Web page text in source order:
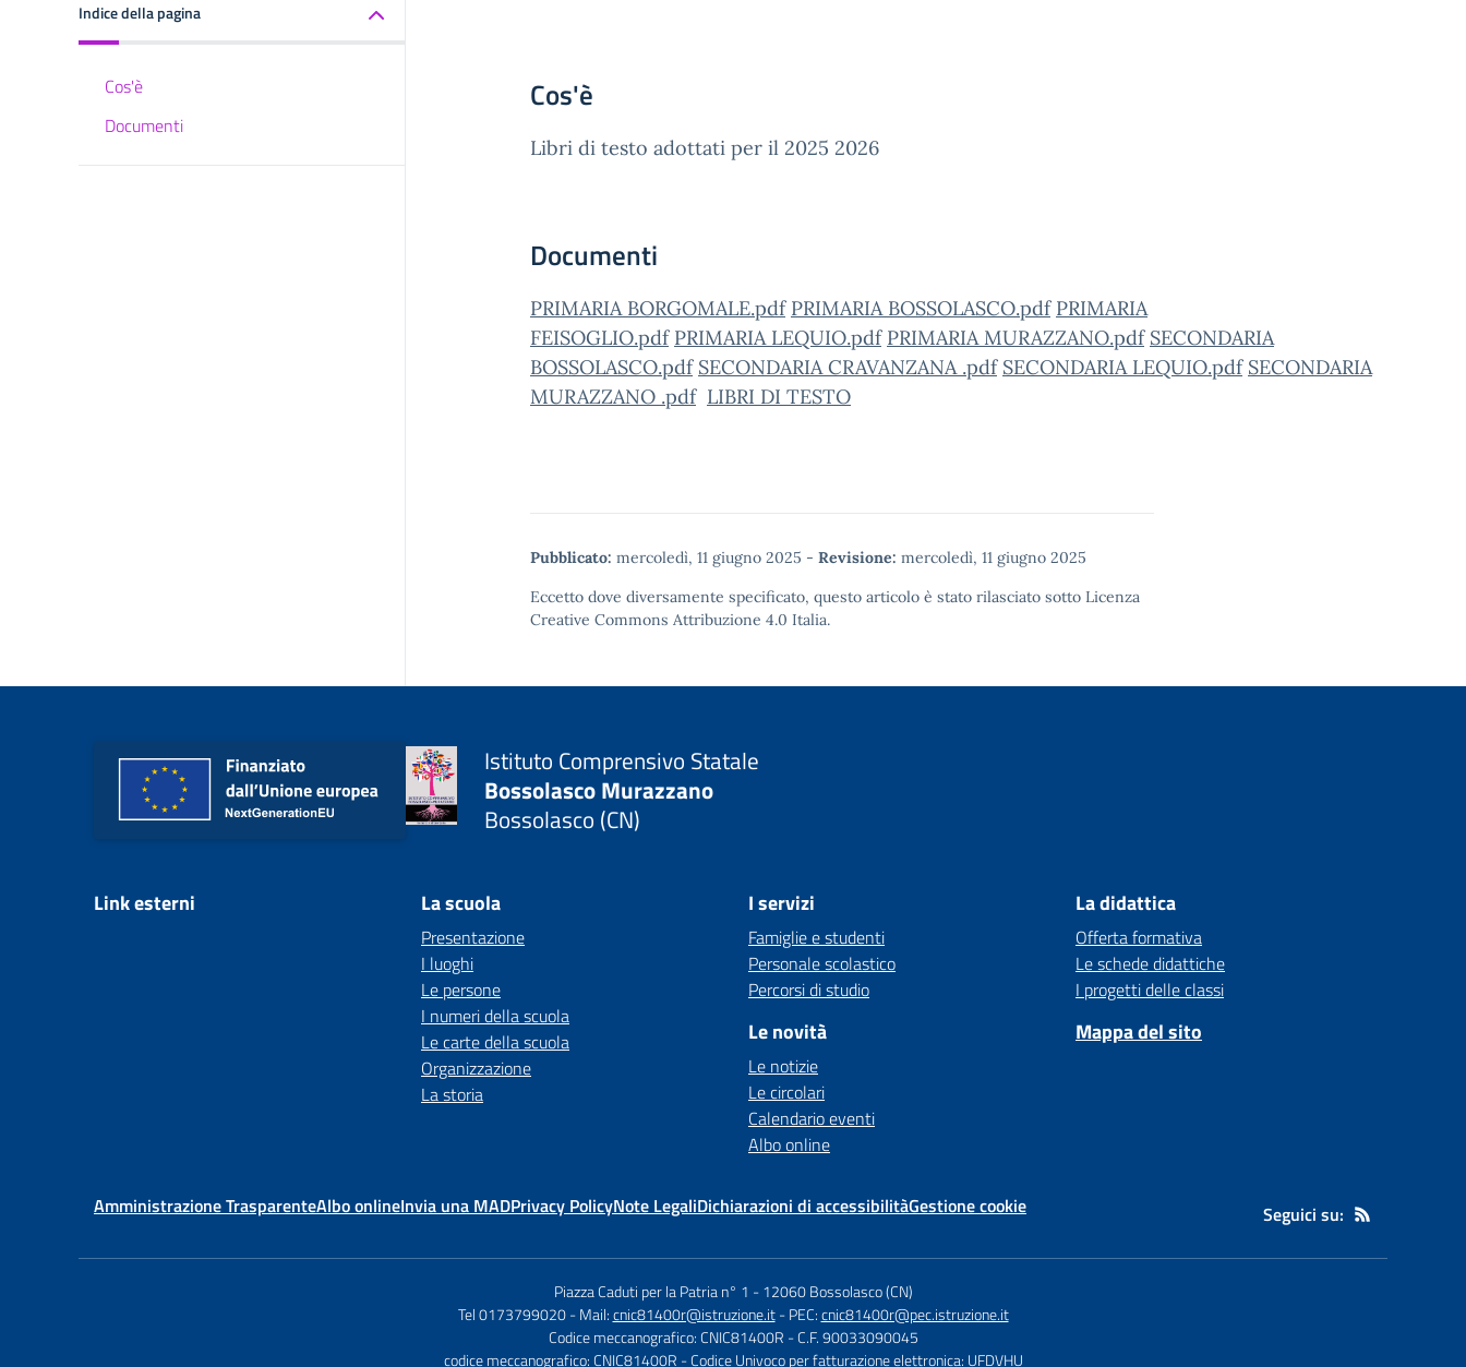
Indice della pagina
Cos'è
Documenti
Cos'è
Libri di testo adottati per il 2025 2026
Documenti
PRIMARIA BORGOMALE.pdf PRIMARIA BOSSOLASCO.pdf PRIMARIA
FEISOGLIO.pdf PRIMARIA LEQUIO.pdf PRIMARIA MURAZZANO.pdf SECONDARIA
BOSSOLASCO.pdf SECONDARIA CRAVANZANA .pdf SECONDARIA LEQUIO.pdf SECONDARIA
MURAZZANO .pdf LIBRI DI TESTO
Pubblicato: mercoledì, 11 giugno 2025 - Revisione: mercoledì, 11 giugno 2025
Eccetto dove diversamente specificato, questo articolo è stato rilasciato sotto Licenza
Creative Commons Attribuzione 4.0 Italia.
Istituto Comprensivo Statale
Bossolasco Murazzano
Bossolasco (CN)
Link esterni La scuola
Presentazione
I luoghi
Le persone
I numeri della scuola
Le carte della scuola
Organizzazione
La storia
I servizi
Famiglie e studenti
Personale scolastico
Percorsi di studio
Le novità
Le notizie
Le circolari
Calendario eventi
Albo online
La didattica
Offerta formativa
Le schede didattiche
I progetti delle classi
Mappa del sito
Amministrazione TrasparenteAlbo onlineInvia una MADPrivacy PolicyNote LegaliDichiarazioni di accessibilitàGestione cookie Seguici su:
Piazza Caduti per la Patria n° 1 -12060 Bossolasco (CN)
Tel 0173799020 - Mail:cnic81400r@istruzione.it - PEC:cnic81400r@pec.istruzione.it
Codice meccanografico: CNIC81400R - C.F. 90033090045
codice meccanografico: CNIC81400R - Codice Univoco per fatturazione elettronica: UFDVHU